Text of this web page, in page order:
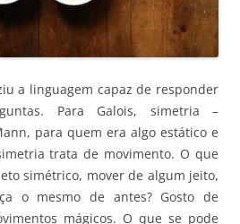
a linguagem capaz de responder
Para Galois, simetria –
para quem era algo estático e
trata de movimento. O que
simétrico, mover de algum jeito,
o mesmo de antes? Gosto de
mágicos. O que se pode